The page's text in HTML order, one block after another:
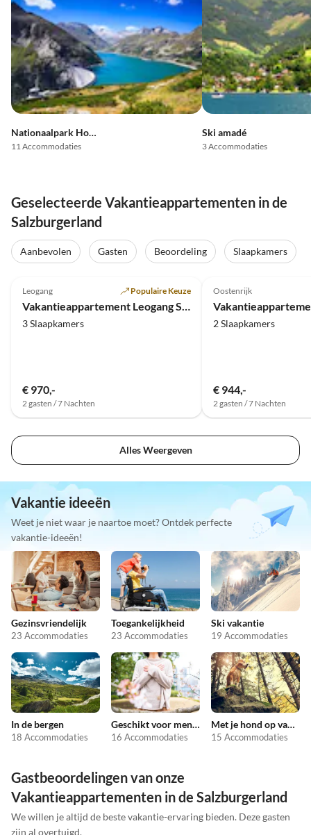
Nationaalpark Hohe Tauern
11 Accommodaties
Ski amadé
3 Accommodaties
Geselecteerde Vakantieappartementen in de
Salzburgerland
Aanbevolen Gasten Beoordeling Slaapkamers
Super gastheer
Leogang Populaire Keuze
Vakantieappartement Leogang Sonnberg
3 Slaapkamers
€ 970,-
2 gasten / 7 Nachten
Oostenrijk
2 Slaapkamers
€ 944,-
2 gasten / 7 Nachten
Alles Weergeven
Vakantie ideeën
Weet je niet waar je naartoe moet? Ontdek perfecte
vakantie-ideeën!
Gezinsvriendelijk
23 Accommodaties
Toegankelijkheid
23 Accommodaties
Ski vakantie
19 Accommodaties
In de bergen
18 Accommodaties
Geschikt voor mensen met allergieën
16 Accommodaties
Met je hond op vakantie
15 Accommodaties
Gastbeoordelingen van onze
Vakantieappartementen in de Salzburgerland
We willen je altijd de beste vakantie-ervaring bieden. Deze gasten
zijn al overtuigd.